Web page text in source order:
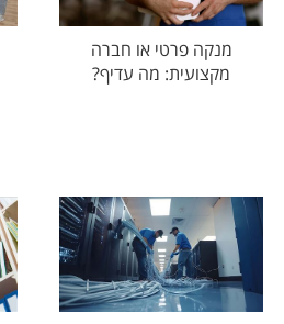
מנקה פרטי או חברה
מקצועית: מה עדיף?